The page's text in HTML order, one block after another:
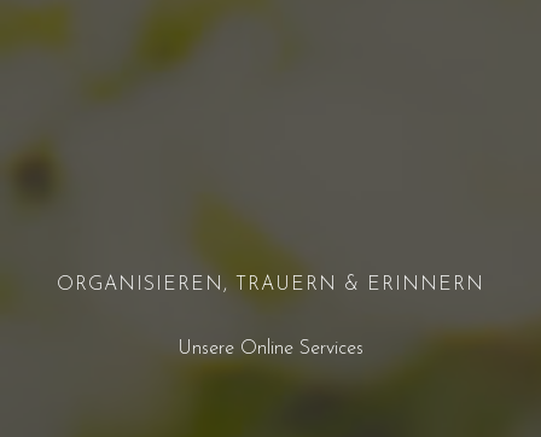
ORGANISIEREN, TRAUERN & ERINNERN
Unsere Online Services